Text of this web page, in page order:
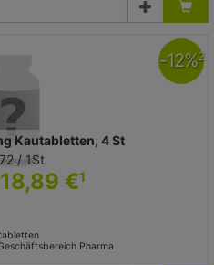
Kautabletten, 4 St
/ 1St
18,89 €1
Pharma
-12%2